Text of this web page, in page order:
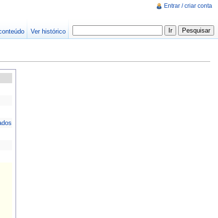
Entrar / criar conta
Ver histórico